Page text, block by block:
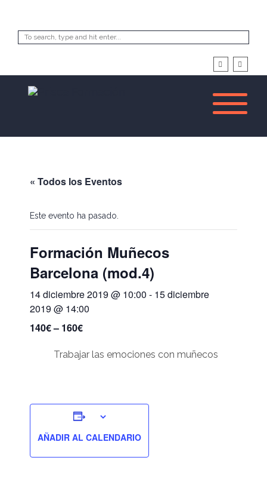
« Todos los Eventos
Este evento ha pasado.
Formación Muñecos
Barcelona (mod.4)
14 diciembre 2019 @ 10:00 - 15 diciembre
2019 @ 14:00
140€ – 160€
Trabajar las emociones con muñecos
AÑADIR AL CALENDARIO